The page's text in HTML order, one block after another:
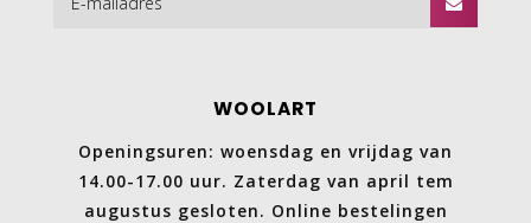
WOOLART
Openingsuren: woensdag en vrijdag van
14.00-17.00 uur. Zaterdag van april tem
augustus gesloten. Online bestelingen